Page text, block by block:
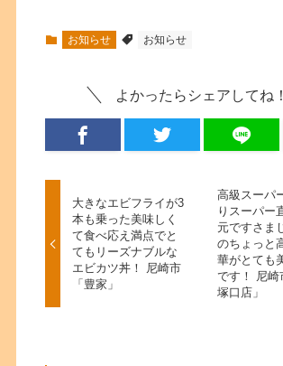
お知らせ お知らせ
よかったらシェアしてね！
大きなエビフライが3
本も乗った美味しく
て食べ応え満点でと
てもリーズナブルな
エビカツ丼！ 尼崎市
「豊家」
高級スーパ
りスーパー
元ですさま
のちょっと
華がとても
です！ 尼崎
塚口店」